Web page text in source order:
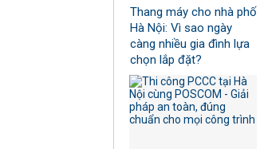
Thang máy cho nhà phố
Hà Nội: Vì sao ngày
càng nhiều gia đình lựa
chọn lắp đặt?